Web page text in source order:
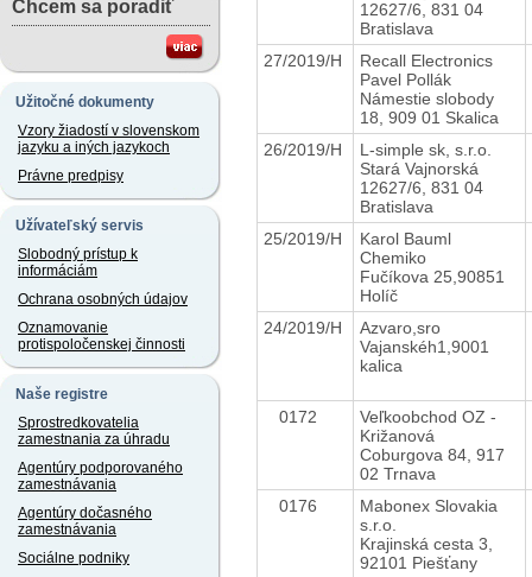
Chcem sa poradiť
Užitočné dokumenty
Vzory žiadostí v slovenskom
jazyku a iných jazykoch
Právne predpisy
Užívateľský servis
Slobodný prístup k
informáciám
Ochrana osobných údajov
Oznamovanie
protispoločenskej činnosti
Naše registre
Sprostredkovatelia
zamestnania za úhradu
Agentúry podporovaného
zamestnávania
Agentúry dočasného
zamestnávania
Sociálne podniky
12627/6, 831 04
Bratislava
27/2019/H
Recall Electronics
Pavel Pollák
Námestie slobody
18, 909 01 Skalica
26/2019/H
L-simple sk, s.r.o.
Stará Vajnorská
12627/6, 831 04
Bratislava
25/2019/H
Karol Bauml
Chemiko
Fučíkova 25,90851
Holíč
24/2019/H
Azvaro,sro
Vajanskéh1,9001
kalica
0172
Veľkoobchod OZ -
Križanová
Coburgova 84, 917
02 Trnava
0176
Mabonex Slovakia
s.r.o.
Krajinská cesta 3,
92101 Piešťany